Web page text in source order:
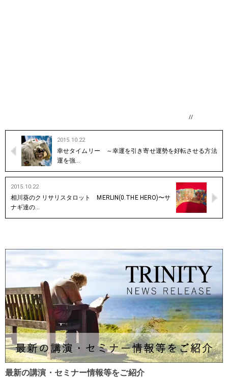
//
2015.10.22
幸せタイムリー ～幸運を引き寄せ運勢を好転させる方法
運を強…
2015.10.22
相川葵のクリサリスタロット MERLIN(0.THE HERO)〜サ
ナギ達の…
最新の講演・セミナー情報等をご紹介